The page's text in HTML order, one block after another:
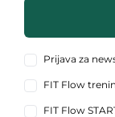
Prijava za
FIT Flow
FIT Flow